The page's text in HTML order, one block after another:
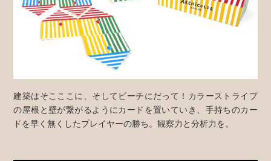
建築はそこここに、そしてビーチにだって！カラーストライプ
の屋根と壁が繋がるようにカードを置いていき、手持ちのカー
ドを早く無くしたプレイヤーの勝ち。観察力と分析力を。